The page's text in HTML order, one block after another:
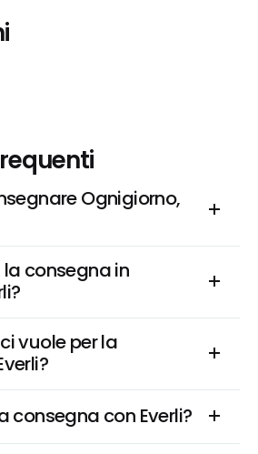
Ognigiorno,
consegna in
vuole per la
consegna con Everli?